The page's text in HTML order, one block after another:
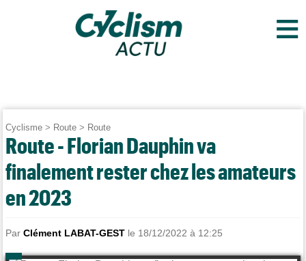
≡
Cyclisme > Route > Route
Route - Florian Dauphin va
finalement rester chez les amateurs
en 2023
ParClément LABAT-GEST le 18/12/2022 à 12:25